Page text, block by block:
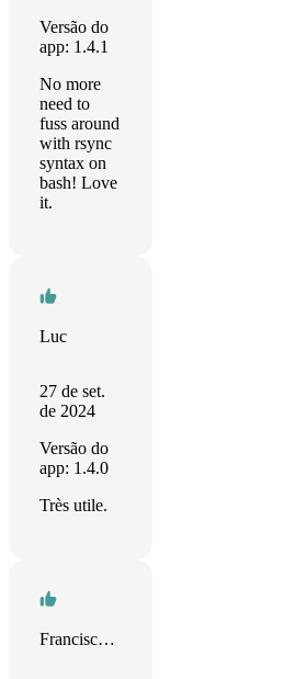
Versão do
app: 1.4.1
No more
need to
fuss around
with rsync
syntax on
bash! Love
it.
Luc
27 de set.
de 2024
Versão do
app: 1.4.0
Très utile.
Francisco Javier SANTANA